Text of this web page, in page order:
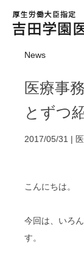
News
医療事
とずつ
2017/05/31 |
こんにちは。
今回は、いろ
す。